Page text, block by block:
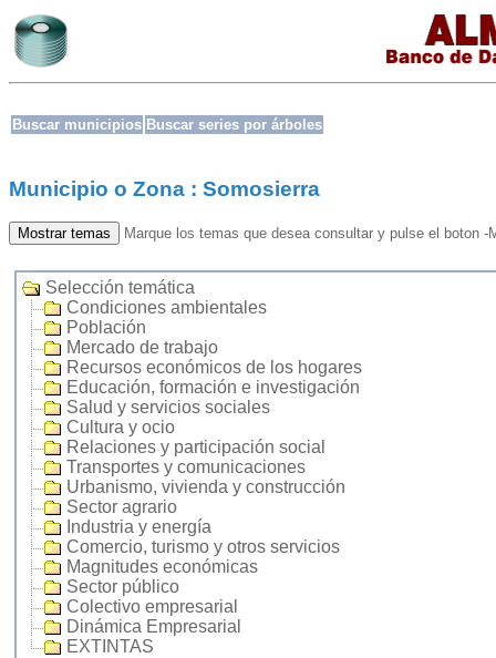
Buscar municipios Buscar series por árboles
Municipio o Zona : Somosierra
Marque los temas que desea consultar y pulse el boton -
Selección temática
Condiciones ambientales
Población
Mercado de trabajo
Recursos económicos de los hogares
Educación, formación e investigación
Salud y servicios sociales
Cultura y ocio
Relaciones y participación social
Transportes y comunicaciones
Urbanismo, vivienda y construcción
Sector agrario
Industria y energía
Comercio, turismo y otros servicios
Magnitudes económicas
Sector público
Colectivo empresarial
Dinámica Empresarial
EXTINTAS